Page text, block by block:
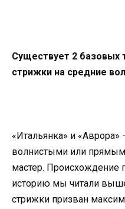
Существует 2 базовых
стрижки на средние
«Итальянка» и «Аврора»
волнистыми или
мастер. Происхождение
историю мы читали
стрижки призван